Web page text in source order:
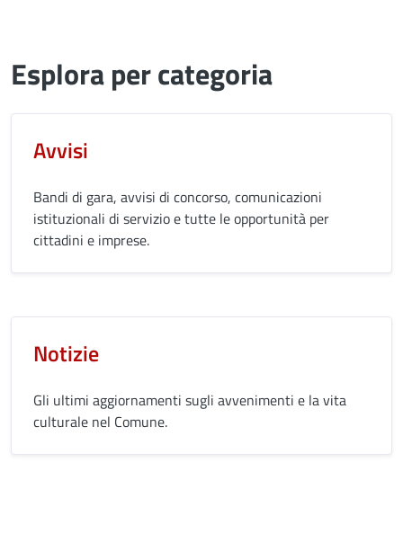
Esplora per categoria
Avvisi
Bandi di gara, avvisi di concorso, comunicazioni
istituzionali di servizio e tutte le opportunità per
cittadini e imprese.
Notizie
Gli ultimi aggiornamenti sugli avvenimenti e la vita
culturale nel Comune.